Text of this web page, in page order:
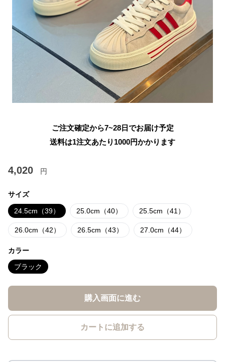
ご注文確定から7~28日でお届け予定
送料は1注文あたり 1000円かかります
4,020 円
サイズ
24.5cm（39） 25.0cm（40） 25.5cm（41）
26.0cm（42） 26.5cm（43） 27.0cm（44）
カラー
ブラック
購入画面に進む
カートに追加する